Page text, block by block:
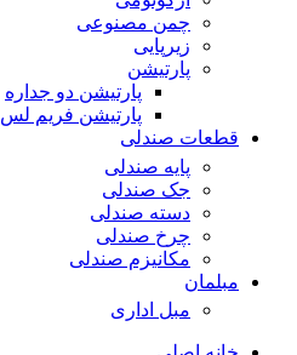
چمن مصنوعی
زیرپایی
پارتیشن
پارتیشن دو جداره
پارتیشن فریم لس
قطعات صندلی
پایه صندلی
جک صندلی
دسته صندلی
چرخ صندلی
مکانیزم صندلی
مبلمان
مبل اداری